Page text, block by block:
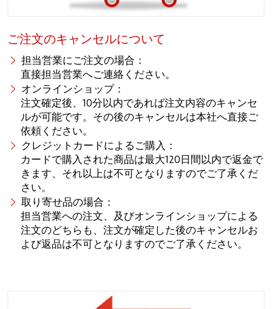
ご注文のキャンセルについて
担当営業にご注文の場合：
直接担当営業へご連絡ください。
オンラインショップ：
注文確定後、10分以内であれば注文内容のキャンセ
ルが可能です。その後のキャンセルは本社へ直接ご
依頼ください。
クレジットカードによるご購入：
カードで購入された商品は最大120日間以内で返金で
きます、それ以上は不可となりますのでご了承くだ
さい。
取り寄せ品の場合：
担当営業への注文、及びオンラインショップによる
注文のどちらも、注文が確定した後のキャンセルお
よび返品は不可となりますのでご了承ください。